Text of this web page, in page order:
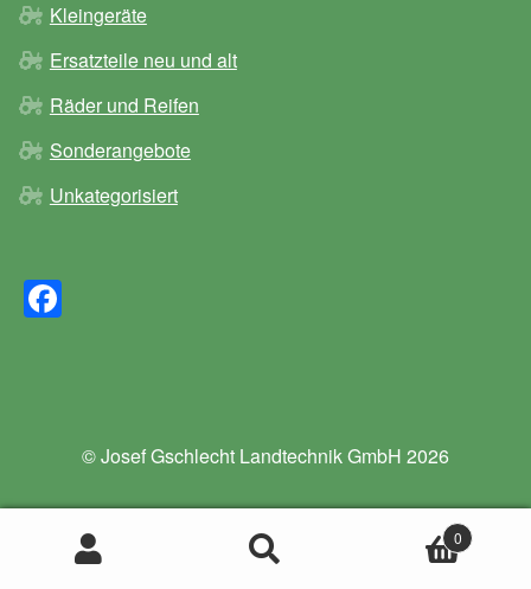
Kleingeräte
Ersatzteile neu und alt
Räder und Reifen
Sonderangebote
Unkategorisiert
b
o
k
© Josef Gschlecht Landtechnik GmbH 2026
Suchen
0